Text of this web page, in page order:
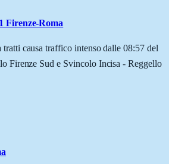
Firenze-Roma
causa traffico intenso dalle 08:57 del
Firenze Sud e Svincolo Incisa - Reggello